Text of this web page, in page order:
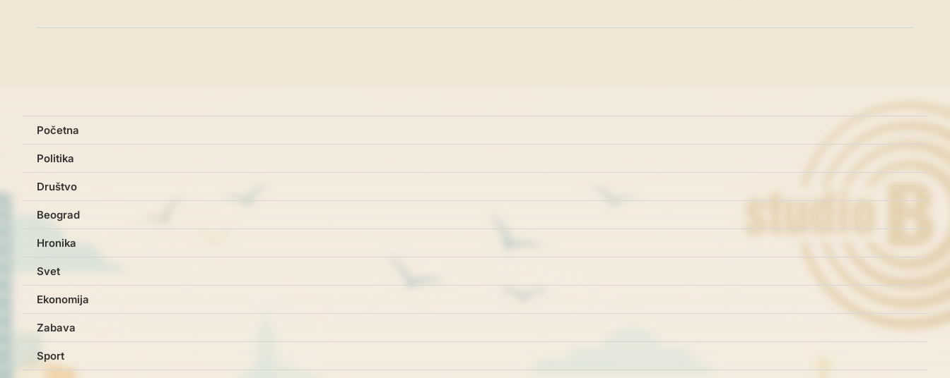
Početna
Politika
Društvo
Beograd
Hronika
Svet
Ekonomija
Zabava
Sport